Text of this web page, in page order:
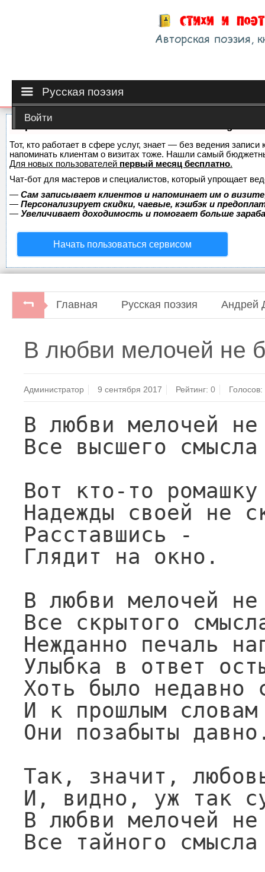
Русская поэзия
Войти
Тот, кто работает в сфере услуг, знает — без ведения
напоминать клиентам о визитах тоже. Нашли самый
Для новых пользователей первый месяц бесплатно.
Чат-бот для мастеров и специалистов, который упрощает
— Сам записывает клиентов и напоминает им о
— Персонализирует скидки, чаевые, кэшбэк и
— Увеличивает доходимость и помогает больше
Начать пользоваться сервисом
Главная Русская поэзия Андрей
В любви мелочей не
Администратор 9 сентября 2017 Рейтинг:0 Голосов:
В любви мелочей
Все высшего
Вот кто-то
Надежды своей не
Расставшись -
Глядит на окно.
В любви мелочей
Все скрытого
Нежданно печаль
Улыбка в ответ
Хоть было недавно
И к прошлым
Они позабыты
Так, значит,
И, видно, уж так
В любви мелочей
Все тайного